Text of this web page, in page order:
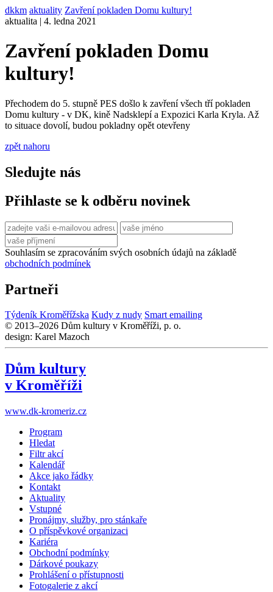
dkkm aktuality Zavření pokladen Domu kultury!
aktualita | 4. ledna 2021
Zavření pokladen Domu
kultury!
Přechodem do 5. stupně PES došlo k zavření všech tří pokladen
Domu kultury - v DK, kině Nadsklepí a Expozici Karla Kryla. Až
to situace dovolí, budou pokladny opět otevřeny
zpět nahoru
Sledujte nás
Přihlaste se k odběru novinek
Souhlasím se zpracováním svých osobních údajů na základě
obchodních podmínek
Partneři
Týdeník Kroměřížska Kudy z nudy Smart emailing
© 2013–2026 Dům kultury v Kroměříži, p. o.
design: Karel Mazoch
Dům kultury
v Kroměříži
www.dk-kromeriz.cz
Program
Hledat
Filtr akcí
Kalendář
Akce jako řádky
Kontakt
Aktuality
Vstupné
Pronájmy, služby, pro stánkaře
O příspěvkové organizaci
Kariéra
Obchodní podmínky
Dárkové poukazy
Prohlášení o přístupnosti
Fotogalerie z akcí